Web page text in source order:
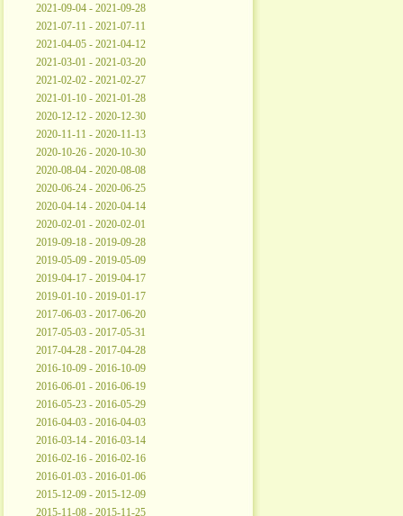
2021-09-04 - 2021-09-28
2021-07-11 - 2021-07-11
2021-04-05 - 2021-04-12
2021-03-01 - 2021-03-20
2021-02-02 - 2021-02-27
2021-01-10 - 2021-01-28
2020-12-12 - 2020-12-30
2020-11-11 - 2020-11-13
2020-10-26 - 2020-10-30
2020-08-04 - 2020-08-08
2020-06-24 - 2020-06-25
2020-04-14 - 2020-04-14
2020-02-01 - 2020-02-01
2019-09-18 - 2019-09-28
2019-05-09 - 2019-05-09
2019-04-17 - 2019-04-17
2019-01-10 - 2019-01-17
2017-06-03 - 2017-06-20
2017-05-03 - 2017-05-31
2017-04-28 - 2017-04-28
2016-10-09 - 2016-10-09
2016-06-01 - 2016-06-19
2016-05-23 - 2016-05-29
2016-04-03 - 2016-04-03
2016-03-14 - 2016-03-14
2016-02-16 - 2016-02-16
2016-01-03 - 2016-01-06
2015-12-09 - 2015-12-09
2015-11-08 - 2015-11-25